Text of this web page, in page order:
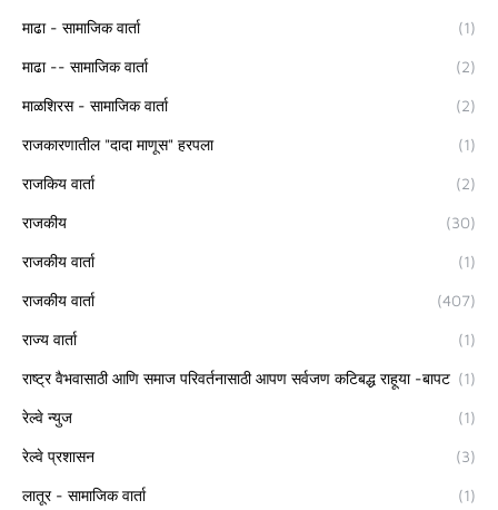
माढा - सामाजिक वार्ता (1)
माढा -- सामाजिक वार्ता (2)
माळशिरस - सामाजिक वार्ता (2)
राजकारणातील "दादा माणूस" हरपला (1)
राजकिय वार्ता (2)
राजकीय (30)
राजकीय वार्ता (1)
राजकीय वार्ता (407)
राज्य वार्ता (1)
राष्ट्र वैभवासाठी आणि समाज परिवर्तनासाठी आपण सर्वजण कटिबद्ध राहूया -बापट (1)
रेल्वे न्युज (1)
रेल्वे प्रशासन (3)
लातूर - सामाजिक वार्ता (1)